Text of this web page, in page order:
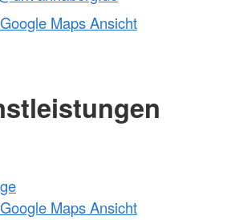
Maps Ansicht
Maps Ansicht